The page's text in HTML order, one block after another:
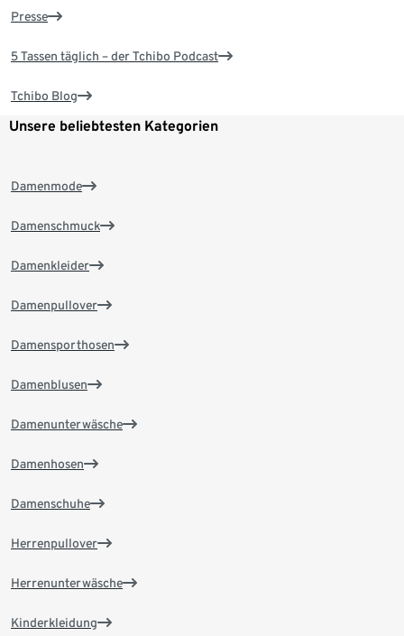
Presse
5 Tassen täglich – der Tchibo Podcast
Tchibo Blog
Unsere beliebtesten Kategorien
Damenmode
Damenschmuck
Damenkleider
Damenpullover
Damensporthosen
Damenblusen
Damenunterwäsche
Damenhosen
Damenschuhe
Herrenpullover
Herrenunterwäsche
Kinderkleidung